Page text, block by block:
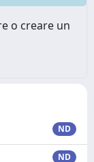
o creare un
ND
ND